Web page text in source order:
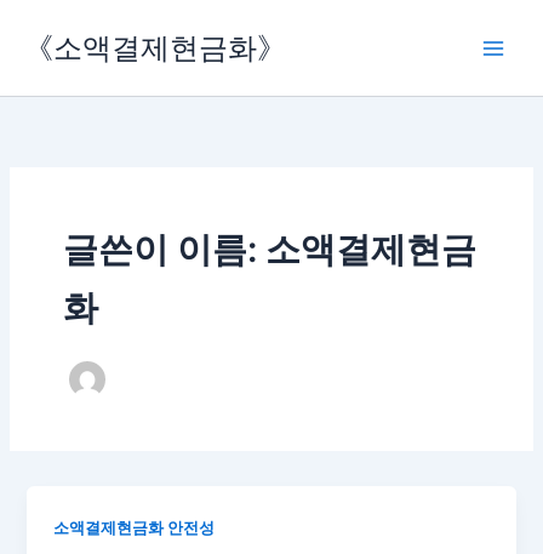
로
《소액결제현금화》
글쓴이 이름: 소액결제현금
화
소액결제현금화 안전성